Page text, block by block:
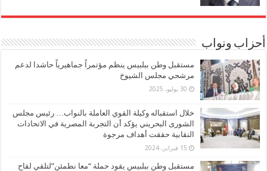
أحزاب ونواب
مستقبل وطن ببلبيس ينظم مؤتمراً جماهيرياً حاشدا لدعم
مرشحي مجلس الشيوخ
30 يوليو، 2025
خلال استقباله وكيلة القوي العاملة بالنواب… رئيس مجلس
الشورى البحريني يؤكد أن التجربة المصرية في الاتحادات
النقابية حققت أهداف مرجوة
15 فبراير، 2024
مستقبل وطن ببلبيس يقود حملة “معا نطمئن”لتلقي لقاح